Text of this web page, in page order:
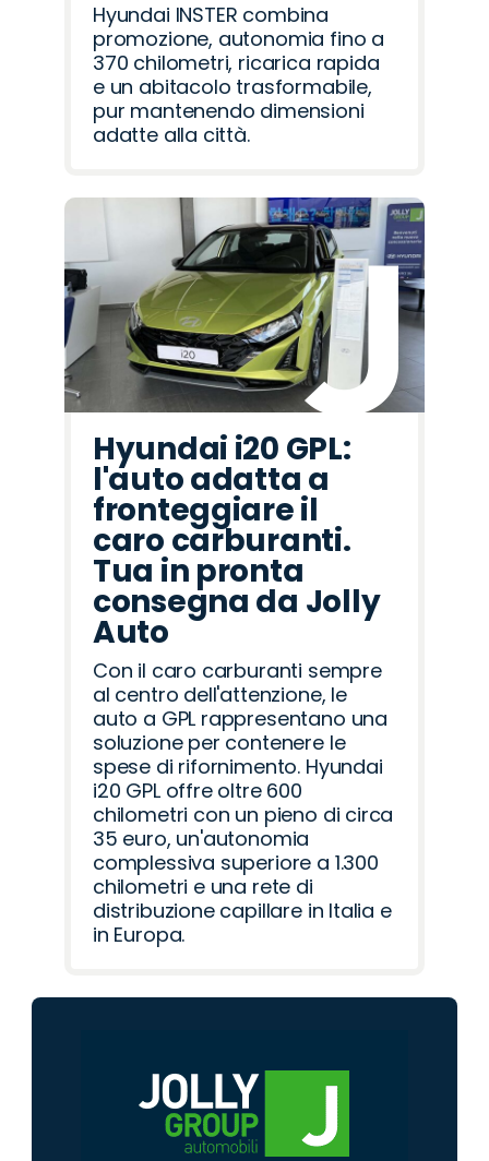
Hyundai INSTER combina
promozione, autonomia fino a
370 chilometri, ricarica rapida
e un abitacolo trasformabile,
pur mantenendo dimensioni
adatte alla città.
Hyundai i20 GPL:
l'auto adatta a
fronteggiare il
caro carburanti.
Tua in pronta
consegna da Jolly
Auto
Con il caro carburanti sempre
al centro dell'attenzione, le
auto a GPL rappresentano una
soluzione per contenere le
spese di rifornimento. Hyundai
i20 GPL offre oltre 600
chilometri con un pieno di circa
35 euro, un'autonomia
complessiva superiore a 1.300
chilometri e una rete di
distribuzione capillare in Italia e
in Europa.